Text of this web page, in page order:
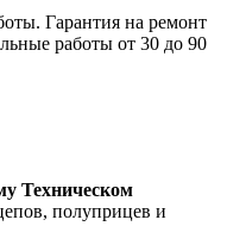
Гарантия на ремонт
работы от 30 до 90
Техническом
полуприцев и